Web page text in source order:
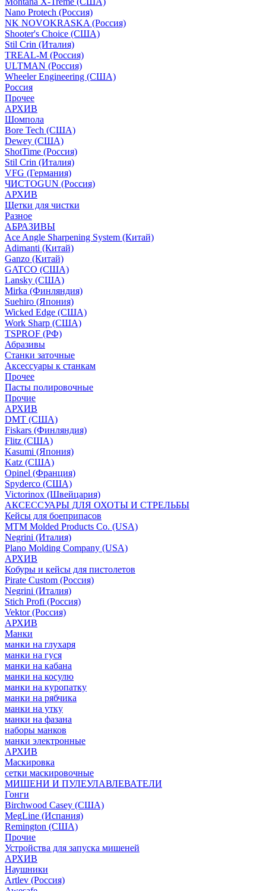
Nano Protech (Россия)
NK NOVOKRASKA (Россия)
Shooter's Choice (СШA)
Stil Crin (Италия)
TREAL-M (Россия)
ULTMAN (Россия)
Wheeler Engineering (СШA)
Россия
Прочее
АРХИВ
Шомпола
Bore Tech (США)
Dewey (США)
ShotTime (Россия)
Stil Crin (Италия)
VFG (Германия)
ЧИСТОGUN (Россия)
АРХИВ
Щетки для чистки
Разное
АБРАЗИВЫ
Ace Angle Sharpening System (Китай)
Adimanti (Китай)
Ganzo (Китай)
GATCO (США)
Lansky (США)
Mirka (Финляндия)
Suehiro (Япония)
Wicked Edge (США)
Work Sharp (США)
TSPROF (РФ)
Абразивы
Станки заточные
Аксессуары к станкам
Прочее
Пасты полировочные
Прочие
АРХИВ
DMT (США)
Fiskars (Финляндия)
Flitz (США)
Kasumi (Япония)
Katz (США)
Opinel (Франция)
Spyderco (США)
Victorinox (Швейцария)
АКСЕССУАРЫ ДЛЯ ОХОТЫ И СТРЕЛЬБЫ
Кейсы для боеприпасов
MTM Molded Products Co. (USA)
Negrini (Италия)
Plano Molding Company (USA)
АРХИВ
Кобуры и кейсы для пистолетов
Pirate Custom (Россия)
Negrini (Италия)
Stich Profi (Россия)
Vektor (Россия)
АРХИВ
Манки
манки на глухаря
манки на гуся
манки на кабана
манки на косулю
манки на куропатку
манки на рябчика
манки на утку
манки на фазана
наборы манков
манки электронные
АРХИВ
Маскировка
сетки маскировочные
МИШЕНИ И ПУЛЕУЛАВЛЕВАТЕЛИ
Гонги
Birchwood Casey (США)
MegLine (Испания)
Remington (США)
Прочие
Устройства для запуска мишеней
АРХИВ
Наушники
Artlev (Россия)